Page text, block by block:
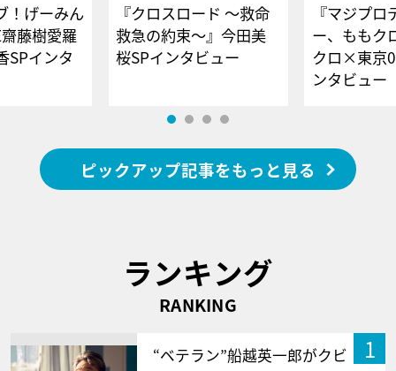
！げーみん
藤樹愛羅
SPインタ
『クロスロード ～救命
救急の約束～』今田美
桜SPインタビュー
『マジプロ
ー、ももク
クロ×東京
ンタビュー
ピックアップ記事をもっと見る
ランキング
RANKING
1
“ベテラン”船越英一郎がクビ